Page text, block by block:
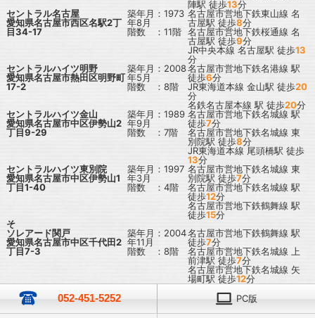
陣駅 徒歩13分
セントラル名古屋
愛知県名古屋市西区名駅2丁
目34-17
築年月：1973
年8月
階数 ：11階
名古屋市営地下鉄東山線 名
古屋駅 徒歩8分
名古屋市営地下鉄桜通線 名
古屋駅 徒歩9分
JR中央本線 名古屋駅 徒歩13
分
セントラルハイツ明野
愛知県名古屋市熱田区明野町
17-2
築年月：2008
年5月
階数 ：8階
名古屋市営地下鉄名港線 駅
徒歩6分
JR東海道本線 金山駅 徒歩20
分
名鉄名古屋本線 駅 徒歩20分
セントラルハイツ金山
愛知県名古屋市中区伊勢山2
丁目9-29
築年月：1989
年9月
階数 ：7階
名古屋市営地下鉄名城線 駅
徒歩7分
名古屋市営地下鉄名城線 東
別院駅 徒歩8分
JR東海道本線 尾頭橋駅 徒歩
13分
セントラルハイツ東別院
愛知県名古屋市中区伊勢山1
丁目1-40
築年月：1997
年3月
階数 ：4階
名古屋市営地下鉄名城線 東
別院駅 徒歩7分
名古屋市営地下鉄名城線 駅
徒歩12分
名古屋市営地下鉄鶴舞線 駅
徒歩15分
そ
ソレアード関戸
愛知県名古屋市中区千代田2
丁目7-3
築年月：2004
年11月
階数 ：8階
名古屋市営地下鉄鶴舞線 駅
徒歩7分
名古屋市営地下鉄名城線
上
前津駅 徒歩7分
名古屋市営地下鉄名城線 矢
場町駅 徒歩12分
052-451-5252 PC版